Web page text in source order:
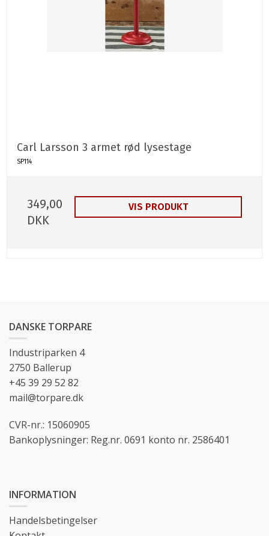
Carl Larsson 3 armet rød lysestage
SP114
349,00
DKK
VIS PRODUKT
DANSKE TORPARE
Industriparken 4
2750 Ballerup
+45 39 29 52 82
mail@torpare.dk
CVR-nr.: 15060905
Bankoplysninger: Reg.nr. 0691 konto nr. 2586401
INFORMATION
Handelsbetingelser